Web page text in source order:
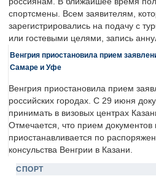
спортсмены. Всем заявителям,
зарегистрировались на подачу с
или гостевыми целями, запись
Венгрия приостановила прием
Самаре и Уфе
Венгрия приостановила прием
российских городах. С 29 июня
принимать в визовых центрах
Отмечается, что прием документов
приостанавливается по
консульства Венгрии в Казани.
СПОРТ